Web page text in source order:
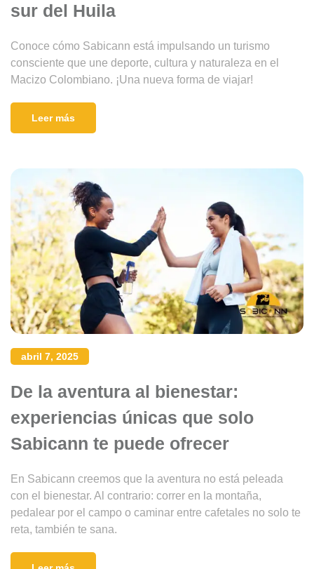
sur del Huila
Conoce cómo Sabicann está impulsando un turismo
consciente que une deporte, cultura y naturaleza en el
Macizo Colombiano. ¡Una nueva forma de viajar!
Leer más
abril 7, 2025
De la aventura al bienestar:
experiencias únicas que solo
Sabicann te puede ofrecer
En Sabicann creemos que la aventura no está peleada
con el bienestar. Al contrario: correr en la montaña,
pedalear por el campo o caminar entre cafetales no solo te
reta, también te sana.